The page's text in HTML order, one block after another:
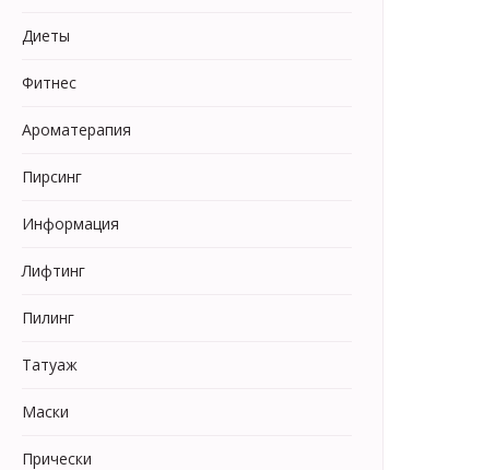
Диеты
Фитнес
Ароматерапия
Пирсинг
Информация
Лифтинг
Пилинг
Татуаж
Маски
Прически